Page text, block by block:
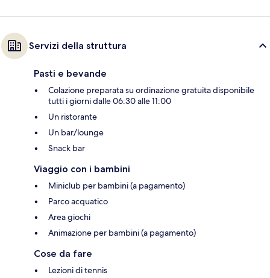
Servizi della struttura
Pasti e bevande
Colazione preparata su ordinazione gratuita disponibile
tutti i giorni dalle 06:30 alle 11:00
Un ristorante
Un bar/lounge
Snack bar
Viaggio con i bambini
Miniclub per bambini (a pagamento)
Parco acquatico
Area giochi
Animazione per bambini (a pagamento)
Cose da fare
Lezioni di tennis